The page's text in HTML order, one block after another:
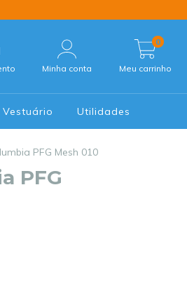
Minha conta Meu carrinho
0
Vestuário Utilidades
PFG Mesh 010
PFG